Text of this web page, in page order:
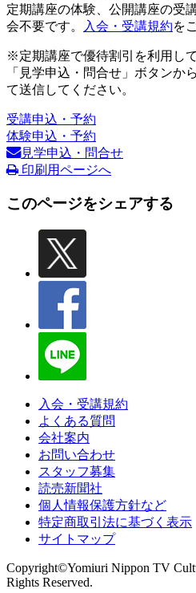
定期講座の体験、公開講座の受
会不要です。
入会・受講規約を
※定期講座で優待割引を利用し
「見学申込・問合せ」ボタンか
て送信してください。
受講申込・予約
体験申込・予約
見学申込・問合せ
印刷用ページへ
このページをシェアする
入会・受講規約
よくある質問
会社案内
お問い合わせ
スタッフ募集
読売新聞社
個人情報保護方針など
特定商取引法に基づく表示
サイトマップ
Copyright©Yomiuri Nippon TV
Rights Reserved.